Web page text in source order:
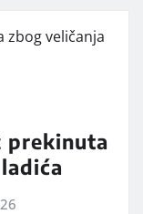
prekinuta